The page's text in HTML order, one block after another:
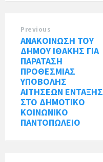
Previous
ΑΝΑΚΟΙΝΩΣΗ ΤΟΥ
ΔΗΜΟΥ ΙΘΑΚΗΣ ΓΙΑ
ΠΑΡΑΤΑΣΗ
ΠΡΟΘΕΣΜΙΑΣ
ΥΠΟΒΟΛΗΣ
ΑΙΤΗΣΕΩΝ ΕΝΤΑΞΗΣ
ΣΤΟ ΔΗΜΟΤΙΚΟ
ΚΟΙΝΩΝΙΚΟ
ΠΑΝΤΟΠΩΛΕΙΟ